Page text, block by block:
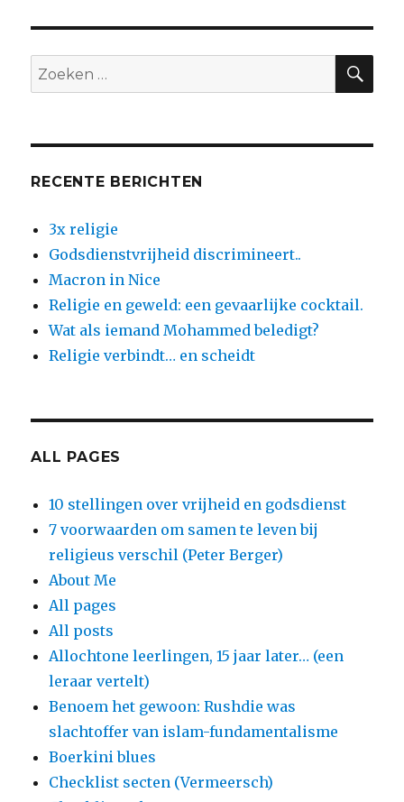
ramadan
Zoeken
naar:
RECENTE BERICHTEN
3x religie
Godsdienstvrijheid discrimineert..
Macron in Nice
Religie en geweld: een gevaarlijke cocktail.
Wat als iemand Mohammed beledigt?
Religie verbindt… en scheidt
ALL PAGES
10 stellingen over vrijheid en godsdienst
7 voorwaarden om samen te leven bij
religieus verschil (Peter Berger)
About Me
All pages
All posts
Allochtone leerlingen, 15 jaar later… (een
leraar vertelt)
Benoem het gewoon: Rushdie was
slachtoffer van islam-fundamentalisme
Boerkini blues
Checklist secten (Vermeersch)